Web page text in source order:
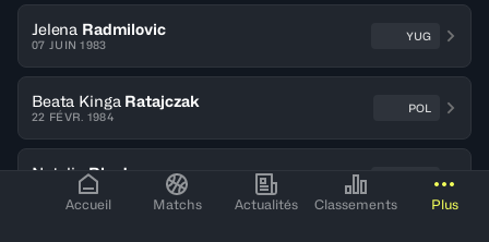
Accueil Matchs Actualités Classements Plus
Jelena Radmilovic
07 JUIN 1983
YUG
Beata Kinga Ratajczak
22 FÉVR. 1984
POL
Natalie Rhodes
13 JUIL. 1983